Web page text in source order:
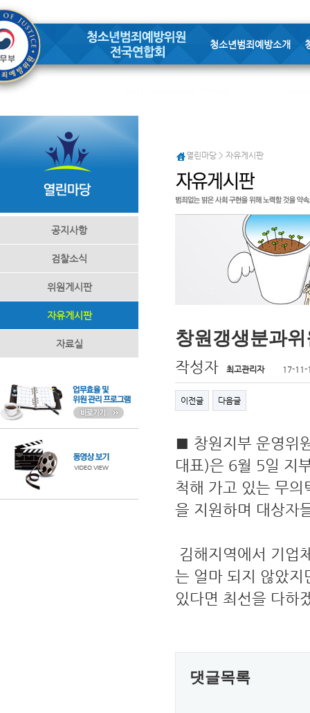
청소년범죄예방소개
공지사항
검찰소식
위원게시판
자유게시판
자료실
열린마당 > 자유게시판
창원갱생분과
작성자 최고관리자 17-11-
이전글 다음글
■ 창원지부 운영위
대표)은 6월 5일 지
척해 가고 있는 무
을 지원하며 대상자
김해지역에서 기업
는 얼마 되지 않았지
있다면 최선을 다하
댓글목록